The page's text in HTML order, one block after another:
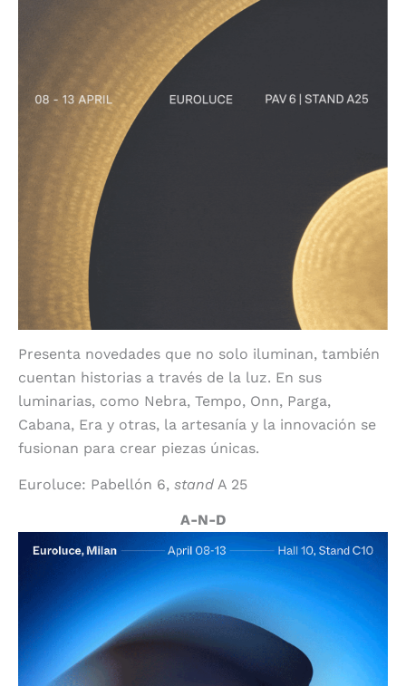
Presenta novedades que no solo iluminan, también
cuentan historias a través de la luz. En sus
luminarias, como Nebra, Tempo, Onn, Parga,
Cabana, Era y otras, la artesanía y la innovación se
fusionan para crear piezas únicas.
Euroluce: Pabellón 6, stand A 25
A-N-D